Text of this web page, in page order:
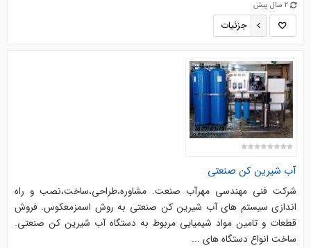
2 سال پیش
جزئیات
آب شیرین کن صنعتی
شرکت فنی مهندسی مهرآب صنعت. مشاوره،طراحی،ساخت،نصب و راه
اندازی سیستم های آب شیرین کن صنعتی به روش اسمزمعکوس. فروش
قطعات و تامین مواد شیمیایی مربوط به دستگاه آب شیرین کن صنعتی.
ساخت انواع دستگاه های ...